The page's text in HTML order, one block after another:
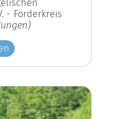
- Förderkreis